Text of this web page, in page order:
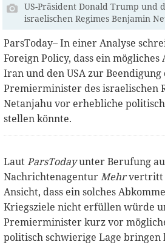
US-Präsident Donald Trump und
israelischen Regimes Benjamin
ParsToday– In einer Analyse
Foreign Policy, dass ein
Iran und den USA zur Beendigung
Premierminister des israelischen
Netanjahu vor erhebliche
stellen könnte.
LautParsTodayunter Berufung
NachrichtenagenturMehrvertritt
Ansicht, dass ein solches
Kriegsziele nicht erfüllen würde
Premierminister kurz vor
politisch schwierige Lage bringen